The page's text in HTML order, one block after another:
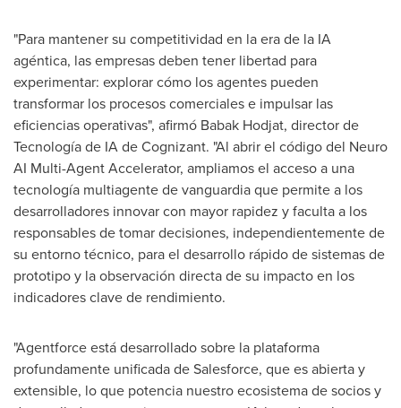
"Para mantener su competitividad en la era de la IA
agéntica, las empresas deben tener libertad para
experimentar: explorar cómo los agentes pueden
transformar los procesos comerciales e impulsar las
eficiencias operativas", afirmó Babak Hodjat, director de
Tecnología de IA de Cognizant. "Al abrir el código del Neuro
AI Multi-Agent Accelerator, ampliamos el acceso a una
tecnología multiagente de vanguardia que permite a los
desarrolladores innovar con mayor rapidez y faculta a los
responsables de tomar decisiones, independientemente de
su entorno técnico, para el desarrollo rápido de sistemas de
prototipo y la observación directa de su impacto en los
indicadores clave de rendimiento.
"Agentforce está desarrollado sobre la plataforma
profundamente unificada de Salesforce, que es abierta y
extensible, lo que potencia nuestro ecosistema de socios y